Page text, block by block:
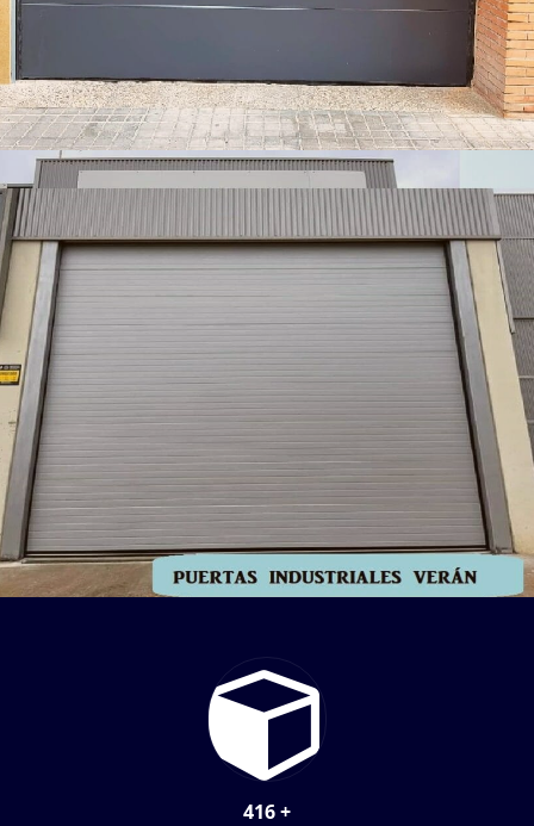
416+